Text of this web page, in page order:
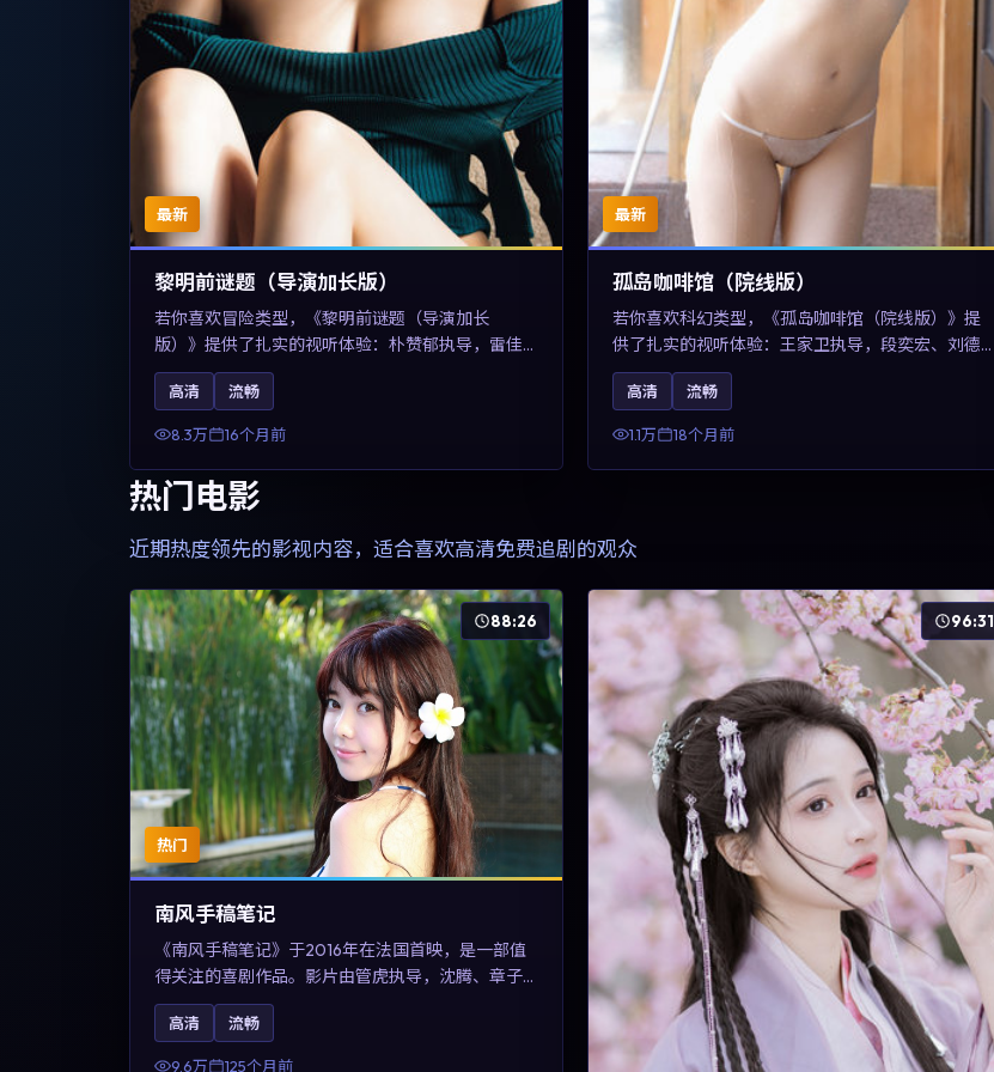
最新
黎明前谜题（导演加长版）
若你喜欢冒险类型，《黎明前谜题（导演加长
版）》提供了扎实的视听体验：朴赞郁执导，雷佳
音、佛罗伦斯·珀与章子怡共同演绎。影片2025年于
美国上映，内容在有限空间内完成高密度的戏剧冲
突，关键词包含高清流畅、人物关系与情节反转，
高清 流畅
8.3万 16个月前
最新
孤岛咖啡馆（院线版）
若你喜欢科幻类型，《孤岛咖啡馆（院线版）》提
供了扎实的视听体验：王家卫执导，段奕宏、刘德
华与任素汐共同演绎。影片2025年于中国台湾上
映，内容用冷峻镜头语言观察城市夜间的孤独，关
键词包含高清流畅、人物关系与情节反转，适合检
高清 流畅
1.1万 18个月前
热门电影
近期热度领先的影视内容，适合喜欢高清免费追剧的观众
热门
88:26
南风手稿笔记
《南风手稿笔记》于2016年在法国首映，是一部值
得关注的喜剧作品。影片由管虎执导，沈腾、章子
怡与张震领衔出演。剧情通过回忆与现实交错呈现
记忆的可塑性，整体完成度高，适合希望了解法国
喜剧类型创作的观众在线观看。
高清 流畅
9.6万 125个月前
96:31